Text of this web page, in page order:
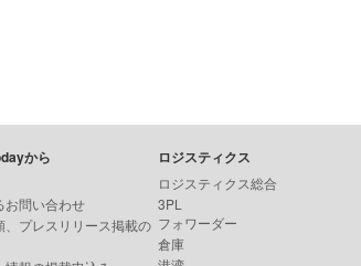
から
お問い合わせ
、プレスリリース掲載の
ロジスティクス
ロジスティクス総合
3PL
フォワーダー
倉庫